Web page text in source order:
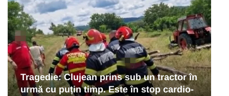
Tragedie: Clujean prins sub un tractor în
urmă cu puțin timp. Este în stop cardio-